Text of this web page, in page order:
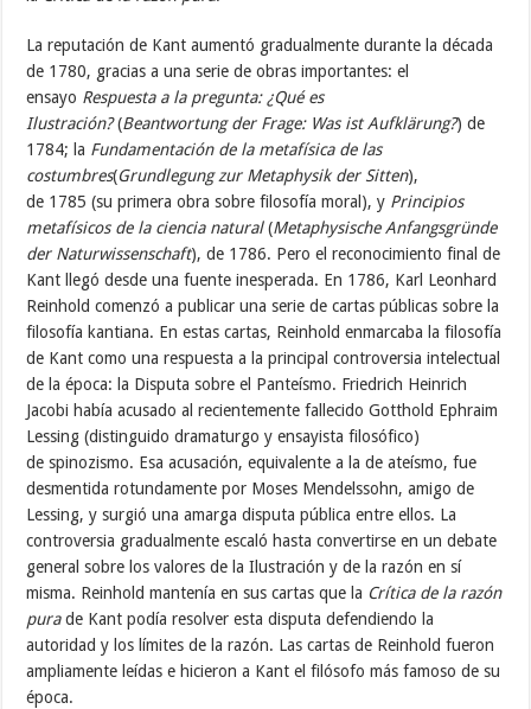
La reputación de Kant aumentó gradualmente durante la década
de 1780, gracias a una serie de obras importantes: el
ensayo Respuesta a la pregunta: ¿Qué es
Ilustración?(Beantwortung der Frage: Was ist Aufklärung?) de
1784; la Fundamentación de la metafísica de las
costumbres(Grundlegung zur Metaphysik der Sitten),
de 1785 (su primera obra sobre filosofía moral), y Principios
metafísicos de la ciencia natural(Metaphysische Anfangsgründe
der Naturwissenschaft), de 1786. Pero el reconocimiento final de
Kant llegó desde una fuente inesperada. En 1786, Karl Leonhard
Reinhold comenzó a publicar una serie de cartas públicas sobre la
filosofía kantiana. En estas cartas, Reinhold enmarcaba la filosofía
de Kant como una respuesta a la principal controversia intelectual
de la época: la Disputa sobre el Panteísmo. Friedrich Heinrich
Jacobi había acusado al recientemente fallecido Gotthold Ephraim
Lessing (distinguido dramaturgo y ensayista filosófico)
de spinozismo. Esa acusación, equivalente a la de ateísmo, fue
desmentida rotundamente por Moses Mendelssohn, amigo de
Lessing, y surgió una amarga disputa pública entre ellos. La
controversia gradualmente escaló hasta convertirse en un debate
general sobre los valores de la Ilustración y de la razón en sí
misma. Reinhold mantenía en sus cartas que la Crítica de la razón
purade Kant podía resolver esta disputa defendiendo la
autoridad y los límites de la razón. Las cartas de Reinhold fueron
ampliamente leídas e hicieron a Kant el filósofo más famoso de su
época.